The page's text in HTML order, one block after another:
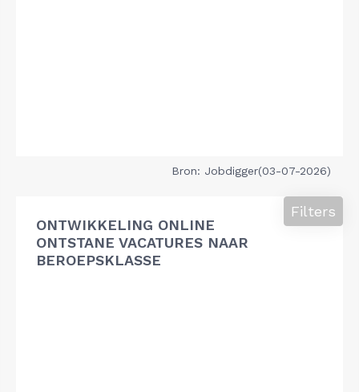
Bron: Jobdigger(03-07-2026)
ONTWIKKELING ONLINE
ONTSTANE VACATURES NAAR
BEROEPSKLASSE
Filters